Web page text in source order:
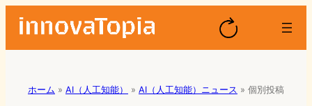
ホーム » AI（人工知能） » AI（人工知能）ニュース » 個別投稿